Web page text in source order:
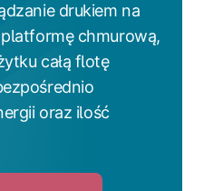
drukiem na
chmurową,
całą flotę
oraz ilość